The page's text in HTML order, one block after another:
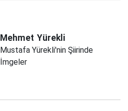
Mehmet Yürekli
Mustafa Yürekli'nin Şiirinde
İmgeler